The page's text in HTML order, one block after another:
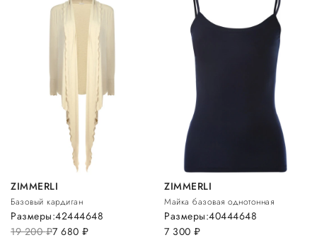
ZIMMERLI
Базовый кардиган
19 200руб.7 680 руб.
Размеры:42444648
ZIMMERLI
Майка базовая однотонная
7 300руб.
Размеры:40444648